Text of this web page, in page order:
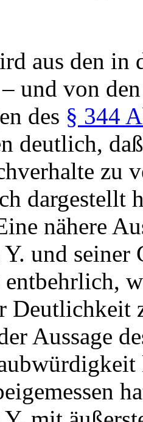
aus den in
und von
des § 344
deutlich,
zu
dargestellt
nähere
Y. und
entbehrlich,
Deutlichkeit
Aussage